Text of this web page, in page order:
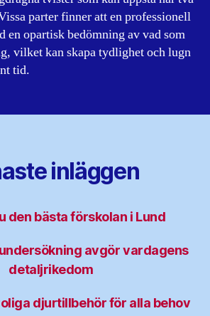
parter finner att en professionell
en opartisk bedömning av vad som
vilket kan skapa tydlighet och lugn
tid.
inläggen
den bästa förskolan i Lund
avgör vardagens
detaljrikedom
djurtillbehör för alla behov